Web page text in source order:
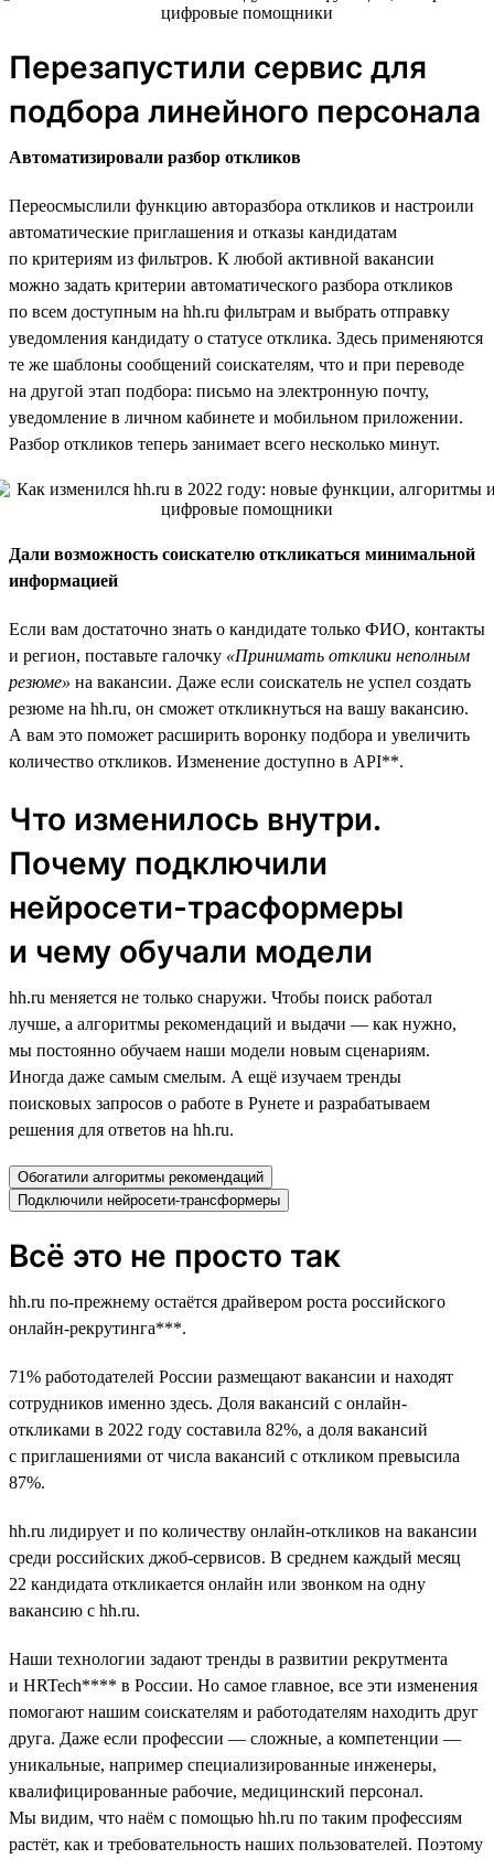
Перезапустили сервис для
подбора линейного персонала
Автоматизировали разбор откликов
Переосмыслили функцию авторазбора откликов и настроили
автоматические приглашения и отказы кандидатам
по критериям из фильтров. К любой активной вакансии
можно задать критерии автоматического разбора откликов
по всем доступным на hh.ru фильтрам и выбрать отправку
уведомления кандидату о статусе отклика. Здесь применяются
те же шаблоны сообщений соискателям, что и при переводе
на другой этап подбора: письмо на электронную почту,
уведомление в личном кабинете и мобильном приложении.
Разбор откликов теперь занимает всего несколько минут.
Дали возможность соискателю откликаться минимальной
информацией
Если вам достаточно знать о кандидате только ФИО, контакты
и регион, поставьте галочку «Принимать отклики неполным
резюме» на вакансии. Даже если соискатель не успел создать
резюме на hh.ru, он сможет откликнуться на вашу вакансию.
А вам это поможет расширить воронку подбора и увеличить
количество откликов. Изменение доступно в API**.
Что изменилось внутри.
Почему подключили
нейросети-трасформеры
и чему обучали модели
hh.ru меняется не только снаружи. Чтобы поиск работал
лучше, а алгоритмы рекомендаций и выдачи — как нужно,
мы постоянно обучаем наши модели новым сценариям.
Иногда даже самым смелым. А ещё изучаем тренды
поисковых запросов о работе в Рунете и разрабатываем
решения для ответов на hh.ru.
Обогатили алгоритмы рекомендаций
Подключили нейросети-трансформеры
Всё это не просто так
hh.ru по-прежнему остаётся драйвером роста российского
онлайн-рекрутинга***.
71% работодателей России размещают вакансии и находят
сотрудников именно здесь. Доля вакансий с онлайн-
откликами в 2022 году составила 82%, а доля вакансий
с приглашениями от числа вакансий с откликом превысила
87%.
hh.ru лидирует и по количеству онлайн-откликов на вакансии
среди российских джоб-сервисов. В среднем каждый месяц
22 кандидата откликается онлайн или звонком на одну
вакансию с hh.ru.
Наши технологии задают тренды в развитии рекрутмента
и HRTech**** в России. Но самое главное, все эти изменения
помогают нашим соискателям и работодателям находить друг
друга. Даже если профессии — сложные, а компетенции —
уникальные, например специализированные инженеры,
квалифицированные рабочие, медицинский персонал.
Мы видим, что наём с помощью hh.ru по таким профессиям
растёт, как и требовательность наших пользователей. Поэтому